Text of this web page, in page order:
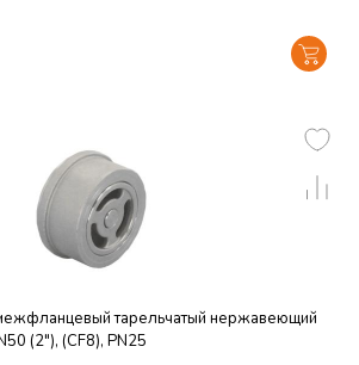
тарельчатый нержавеющий
(2"), (CF8), PN25